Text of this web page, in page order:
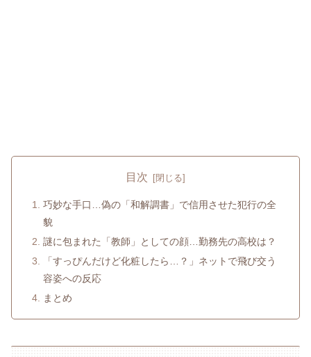
目次
巧妙な手口…偽の「和解調書」で信用させた犯行の全
貌
謎に包まれた「教師」としての顔…勤務先の高校は？
「すっぴんだけど化粧したら…？」ネットで飛び交う
容姿への反応
まとめ